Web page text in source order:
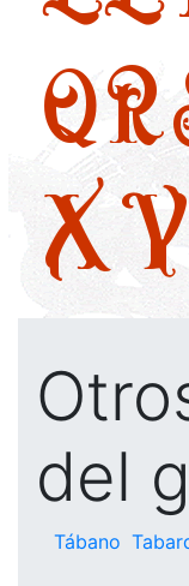
QR
XY
del
Tábano